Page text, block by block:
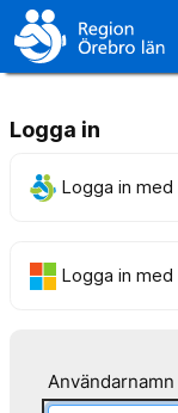
Logga in
Logga in med
Logga in med
Användarnamn